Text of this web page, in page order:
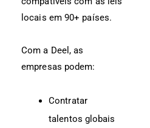
locais em 90+ países.
Com a Deel, as
empresas podem:
Contratar
talentos globais